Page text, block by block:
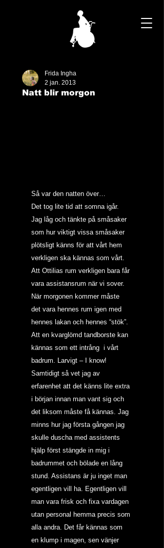
Natt blir morgon
Frida Ingha
2 jan. 2013
Så var den natten över…
Det tog lite tid att somna igår.
Jag låg och tänkte på småsaker
som hur viktigt vissa småsaker
plötsligt känns för att vårt hem
verkligen ska kännas som vårt.
Att Ottilias rum verkligen bara får
vara assistansrum när vi sover.
När morgonen kommer måste
det vara hennes rum igen med
hennes lakan och hennes “stök”.
Att en kvarglömd tandborste kan
kännas som ett intrång  i vårt
badrum. Larvigt – I know!
Samtidigt så vet jag av
erfarenhet att det känns lite extra
i början innan man vant sig och
det liksom måste få kännas. Jag
minns hur jag första gången jag
skulle duscha med assistents
hjälp först stängde in mig i
badrummet och bölade en lång
stund. Assistans är ju inget man
egentligen vill ha. Egentligen vill
man vara frisk och fixa vardagen
utan personal hemma precis som
alla andra. Det får kännas som
en klump i magen, sen vänjer